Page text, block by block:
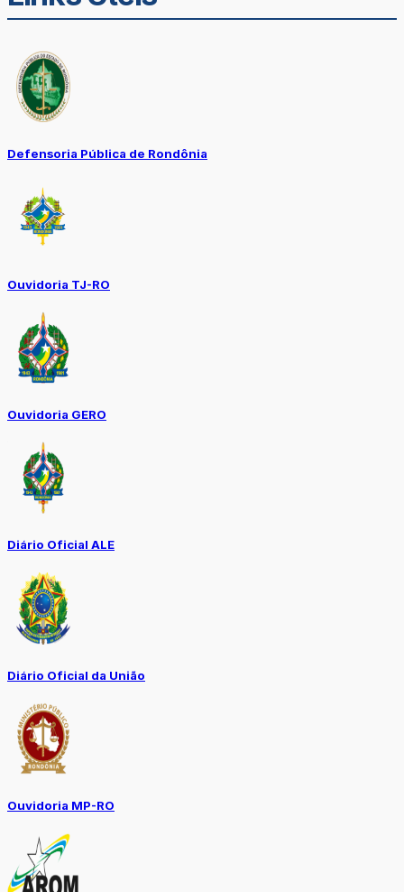
Defensoria Pública de Rondônia
Ouvidoria TJ-RO
Ouvidoria GERO
Diário Oficial ALE
Diário Oficial da União
Ouvidoria MP-RO